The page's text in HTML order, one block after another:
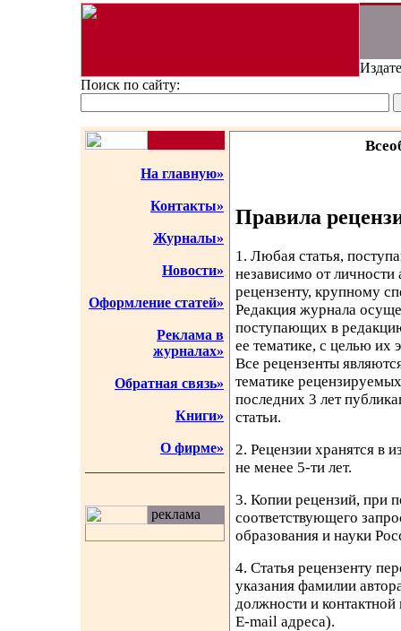
Поиск по сайту:
На главную»
Контакты»
Журналы»
Новости»
Оформление статей»
Реклама в
журналах»
Обратная связь»
Книги»
О фирме»
реклама
Правила
1. Любая статья,
независимо от личности
рецензенту, крупному
Редакция журнала
поступающих в
ее тематике, с целью их
Все рецензенты
тематике
последних 3 лет
статьи.
2. Рецензии хранятся в
не менее 5-ти лет.
3. Копии рецензий, при
соответствующего
образования и науки
4. Статья рецензенту
указания фамилии
должности и
E-mail адреса).